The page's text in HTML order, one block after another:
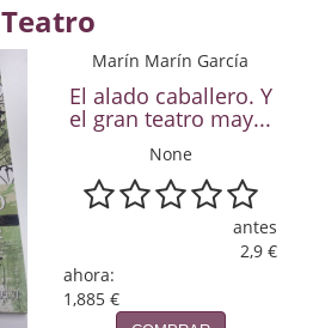
Teatro
Marín Marín García
El alado caballero. Y
el gran teatro may...
None
antes
2,9 €
ahora:
1,885 €